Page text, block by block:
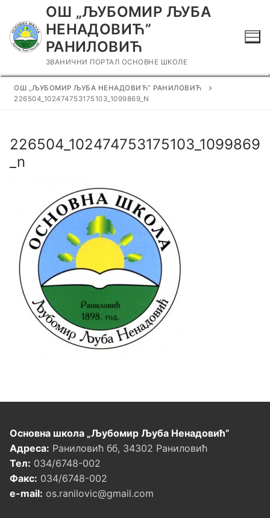
садржаја
ОШ „ЉУБОМИР ЉУБА
НЕНАДОВИЋ”
РАНИЛОВИЋ
ЗВАНИЧНИ ПОРТАЛ ОСНОВНЕ ШКОЛЕ
ОШ „ЉУБОМИР ЉУБА НЕНАДОВИЋ” РАНИЛОВИЋ
226504_102474753175103_1099869_N
226504_102474753175103_1099869
_n
Основна школа „Љубомир Љуба Ненадовић”
Адреса: Раниловић бб, 34302 Раниловић
Тел: 034/6748-002
Факс: 034/6748-002
e-mail: os.ranilovic@gmail.com